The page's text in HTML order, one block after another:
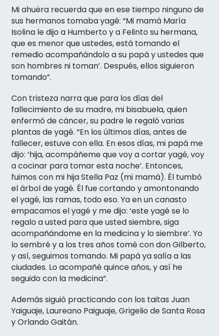
Mi ahuëra recuerda que en ese tiempo ninguno de
sus hermanos tomaba yagé: “Mi mamá María
Isolina le dijo a Humberto y a Felinto su hermana,
que es menor que ustedes, está tomando el
remedio acompañándolo a su papá y ustedes que
son hombres ni toman’. Después, ellos siguieron
tomando”.
Con tristeza narra que para los días del
fallecimiento de su madre, mi bisabuela, quien
enfermó de cáncer, su padre le regaló varias
plantas de yagé. “En los últimos días, antes de
fallecer, estuve con ella. En esos días, mi papá me
dijo: ‘hija, acompáñeme que voy a cortar yagé, voy
a cocinar para tomar esta noche’. Entonces,
fuimos con mi hija Stella Paz (mi mamá). Él tumbó
el árbol de yagé. Él fue cortando y amontonando
el yagé, las ramas, todo eso. Ya en un canasto
empacamos el yagé y me dijo: ‘este yagé se lo
regalo a usted para que usted siembre, siga
acompañándome en la medicina y lo siembre’. Yo
lo sembré y a los tres años tomé con don Gilberto,
y así, seguimos tomando. Mi papá ya salía a las
ciudades. Lo acompañé quince años, y así he
seguido con la medicina”.
Además siguió practicando con los taitas Juan
Yaiguaje, Laureano Paiguaje, Grigelio de Santa Rosa
y Orlando Gaitán.